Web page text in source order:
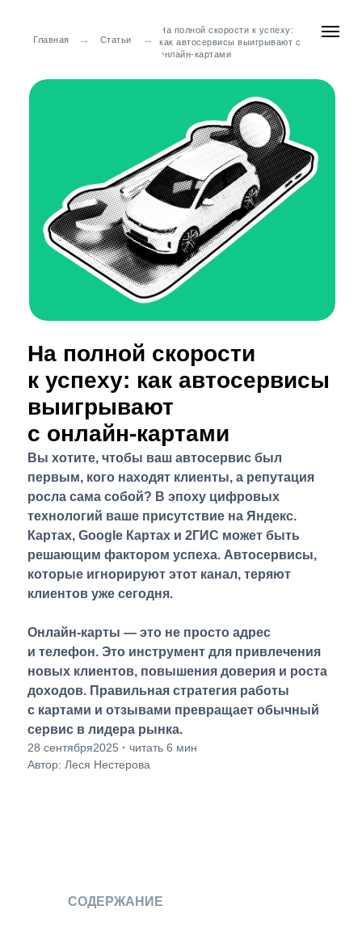
Статьи
Главная →
На полной скорости к успеху:
как автосервисы выигрывают с
онлайн‑картами
→
На полной скорости
к успеху: как автосервисы
выигрывают
с онлайн‑картами
Вы хотите, чтобы ваш автосервис был
первым, кого находят клиенты, а репутация
росла сама собой? В эпоху цифровых
технологий ваше присутствие на Яндекс.
Картах, Google Картах и 2ГИС может быть
решающим фактором успеха. Автосервисы,
которые игнорируют этот канал, теряют
клиентов уже сегодня.
Онлайн‑карты — это не просто адрес
и телефон. Это инструмент для привлечения
новых клиентов, повышения доверия и роста
доходов. Правильная стратегия работы
с картами и отзывами превращает обычный
сервис в лидера рынка.
28 сентября2025 · читать 6 мин
Автор: Леся Нестерова
СОДЕРЖАНИЕ